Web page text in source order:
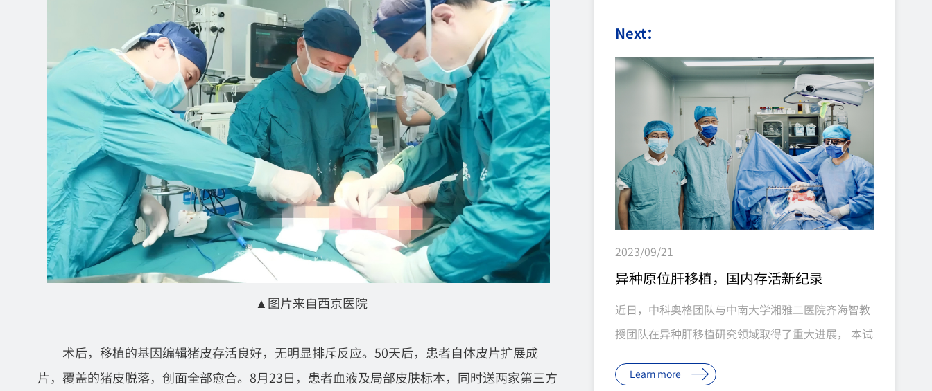
▲图片来自西京医院
术后，移植的基因编辑猪皮存活良好，无明显排斥反应。50天后，患者自体皮片扩展成
片，覆盖的猪皮脱落，创面全部愈合。8月23日，患者血液及局部皮肤标本，同时送两家第三方
简便快捷，基因的编辑效率也更高。 RNP技术在异种
移植供体方面的应用，其安全、稳定、高效的优势，
更有助于异种移植技术的临床推进。...
Next：
2023/09/21
异种原位肝移植，国内存活新纪录
近日，中科奥格团队与中南大学湘雅二医院齐海智教
授团队在异种肝移植研究领域取得了重大进展， 本试
培育。受体术后血小板基本保持在正常值范围，凝血
Learn more